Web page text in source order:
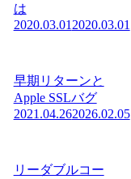
は
2020.03.01 2020.03.01
早期リターンと
Apple SSLバグ
2021.04.262026.02.05
リーダブルコー